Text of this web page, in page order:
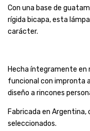
Con una base de
rígida bicapa, esta
carácter.
Hecha íntegramente en
funcional con impronta
diseño a rincones
Fabricada en
seleccionados.